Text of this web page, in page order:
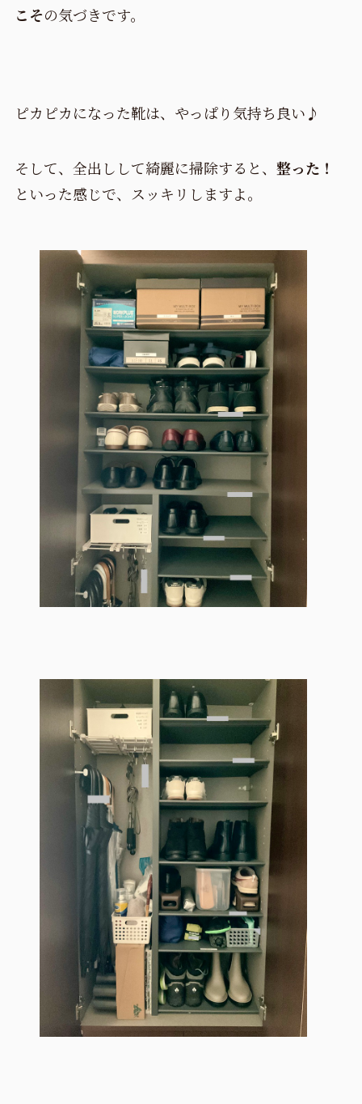
こその気づきです。
ピカピカになった靴は、やっぱり気持ち良い♪
そして、全出しして綺麗に掃除すると、 整った！
といった感じで、スッキリしますよ。